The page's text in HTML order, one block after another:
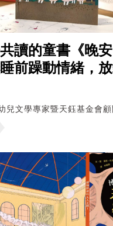
讀的童書《晚
前躁動情緒，
兒文學專家暨天鈺基金會顧